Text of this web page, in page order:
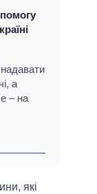
а
– на
які